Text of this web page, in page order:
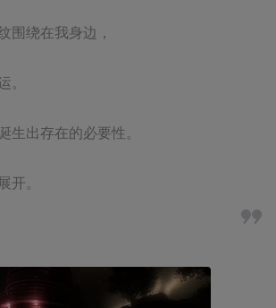
围绕在我身边，
生出存在的必要性。
开。